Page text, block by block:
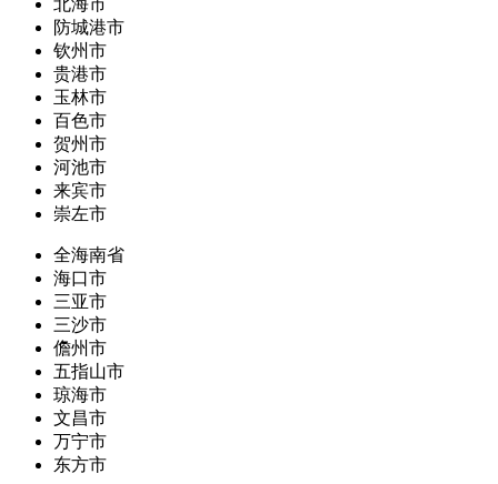
北海市
防城港市
钦州市
贵港市
玉林市
百色市
贺州市
河池市
来宾市
崇左市
全海南省
海口市
三亚市
三沙市
儋州市
五指山市
琼海市
文昌市
万宁市
东方市